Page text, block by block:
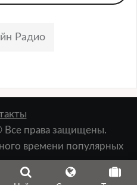
Радио
Все права защищены.
времени популярных
лыжных курортов,
и т.д.